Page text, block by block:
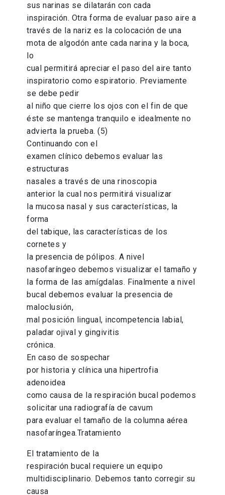
sus narinas se dilatarán con cada
inspiración. Otra forma de evaluar paso aire a
través de la nariz es la colocación de una
mota de algodón ante cada narina y la boca,
lo
cual permitirá apreciar el paso del aire tanto
inspiratorio como espiratorio. Previamente
se debe pedir
al niño que cierre los ojos con el fin de que
éste se mantenga tranquilo e idealmente no
advierta la prueba. (5)
Continuando con el
examen clínico debemos evaluar las
estructuras
nasales a través de una rinoscopia
anterior la cual nos permitirá visualizar
la mucosa nasal y sus características, la
forma
del tabique, las características de los
cornetes y
la presencia de pólipos. A nivel
nasofaríngeo debemos visualizar el tamaño y
la forma de las amígdalas. Finalmente a nivel
bucal debemos evaluar la presencia de
maloclusión,
mal posición lingual, incompetencia labial,
paladar ojival y gingivitis
crónica.
En caso de sospechar
por historia y clínica una hipertrofia
adenoidea
como causa de la respiración bucal podemos
solicitar una radiografía de cavum
para evaluar el tamaño de la columna aérea
nasofaríngea.Tratamiento
El tratamiento de la
respiración bucal requiere un equipo
multidisciplinario. Debemos tanto corregir su
causa